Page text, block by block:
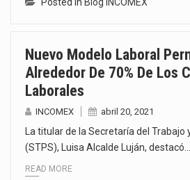
Nuevo Modelo Laboral
Alrededor De 70% De Los
Laborales
INCOMEX abril 20, 2021
La titular de la Secretaría del Trabajo
(STPS), Luisa Alcalde Luján, destacó…
READ MORE